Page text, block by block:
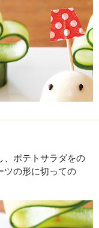
、ポテトサラダをの
ツの形に切っての